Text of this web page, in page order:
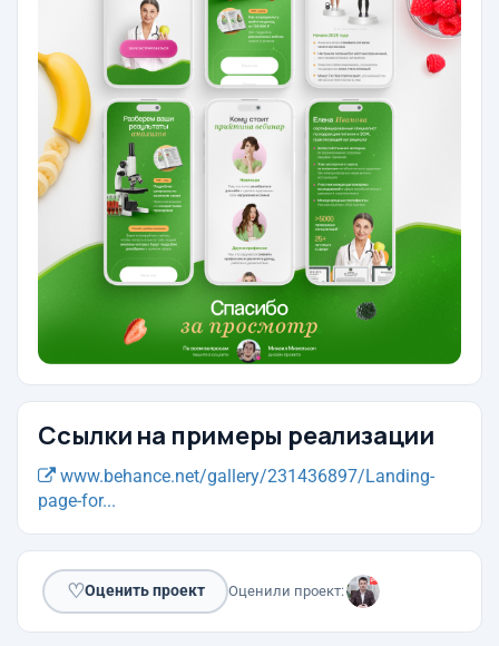
Ссылки на примеры реализации
www.behance.net/gallery/231436897/Landing-
page-for...
♡Оценить проект Оценили проект: